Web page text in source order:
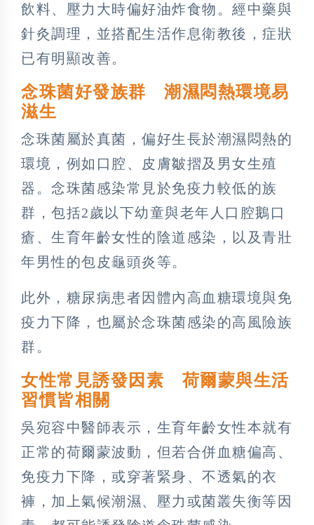
飲料、壓力大時偏好油炸食物。經中藥與
針灸調理，並搭配生活作息衛教後，症狀
已有明顯改善。
念珠菌好發族群 潮濕悶熱環境易
滋生
念珠菌屬於真菌，偏好生長於潮濕悶熱的
環境，例如口腔、皮膚皺摺及男女生殖
器。念珠菌感染常見於免疫力較低的族
群，包括2歲以下幼童與老年人口腔鵝口
瘡、生育年齡女性的陰道感染，以及青壯
年男性的包皮龜頭炎等。
此外，糖尿病患者因體內高血糖環境與免
疫力下降，也屬於念珠菌感染的高風險族
群。
女性常見誘發因素 荷爾蒙與生活
習慣皆相關
吳宛容中醫師表示，生育年齡女性本就有
正常的荷爾蒙波動，但若合併血糖偏高、
免疫力下降，或穿著緊身、不透氣的衣
褲，加上氣候潮濕、壓力或菌叢失衡等因